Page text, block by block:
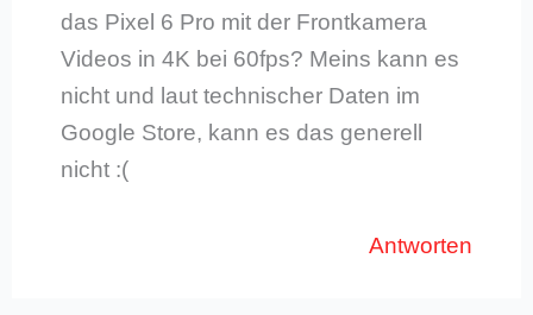
das Pixel 6 Pro mit der Frontkamera
Videos in 4K bei 60fps? Meins kann es
nicht und laut technischer Daten im
Google Store, kann es das generell
nicht :(
Antworten